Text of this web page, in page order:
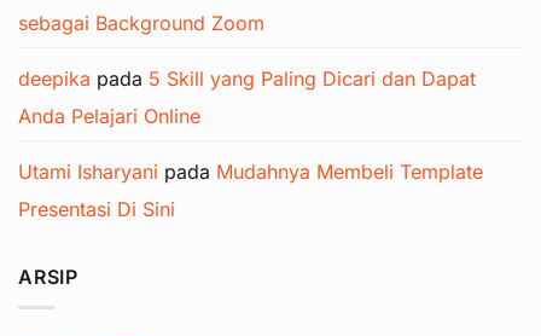
sebagai Background Zoom
deepika pada 5 Skill yang Paling Dicari dan Dapat
Anda Pelajari Online
Utami Isharyani pada Mudahnya Membeli Template
Presentasi Di Sini
ARSIP